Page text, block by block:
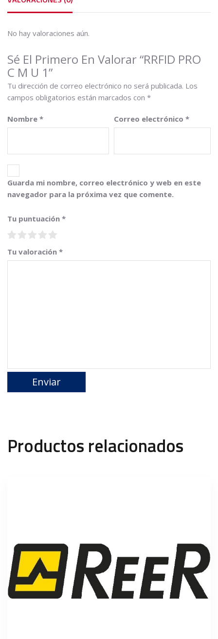
No hay valoraciones aún.
Sé El Primero En Valorar “RRFID PRO
C M U 1”
Tu dirección de correo electrónico no será publicada. Los
campos obligatorios están marcados con *
Nombre * Correo electrónico *
Guarda mi nombre, correo electrónico y web en este
navegador para la próxima vez que comente.
Tu puntuación *
Tu valoración *
Productos relacionados